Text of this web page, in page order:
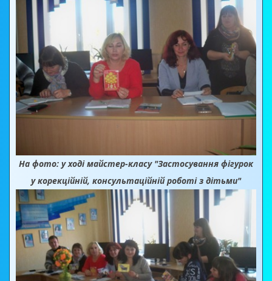
На фото: у ході майстер-класу "Застосування фігурок
у корекційній, консультаційній роботі з дітьми"